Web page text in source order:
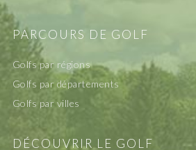
PARCOURS DE GOLF
Golfs par régions
Golfs par départements
Golfs par villes
DÉCOUVRIR LE GOLF